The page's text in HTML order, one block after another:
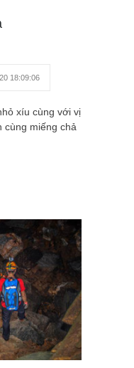
18:09:06
xíu cùng với vị
cùng miếng chả